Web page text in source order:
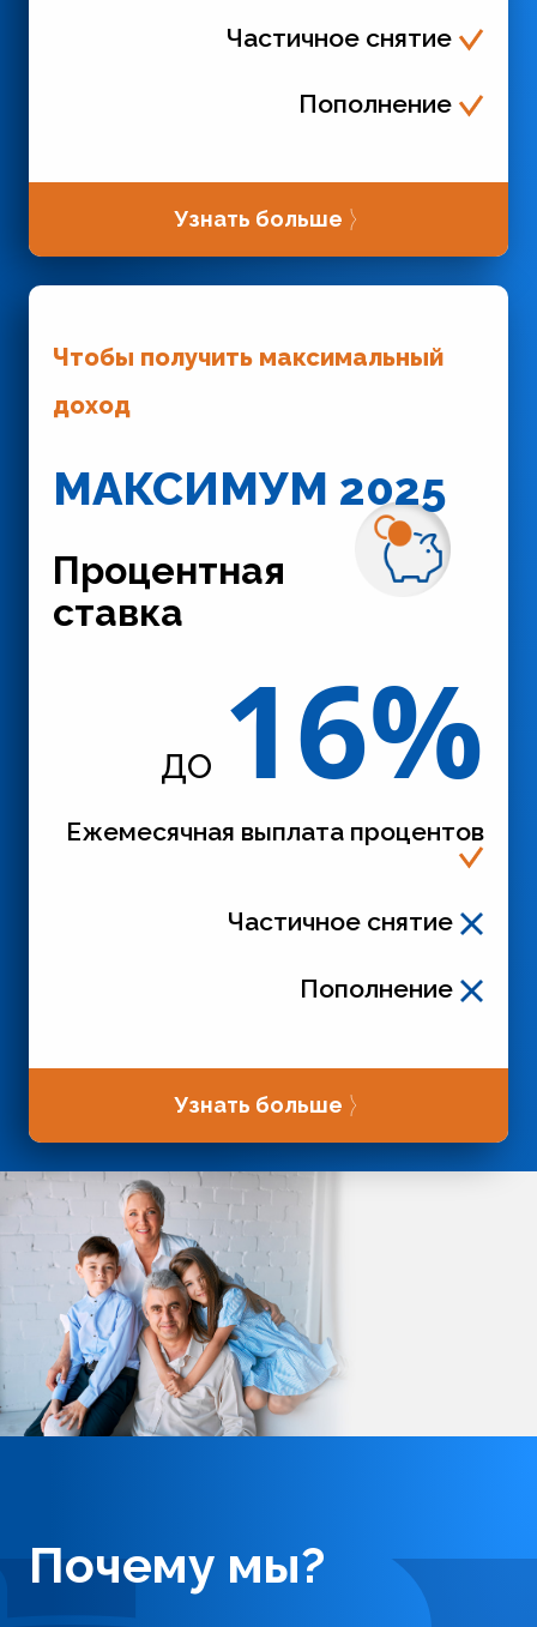
Частичное снятие
Пополнение
Узнать больше
Чтобы получить максимальный
доход
МАКСИМУМ 2025
Процентная
ставка
до 16%
Ежемесячная выплата процентов
Частичное снятие
Пополнение
Узнать больше
Почему мы?